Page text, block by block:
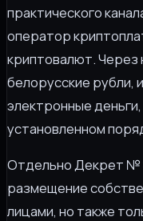
практического
оператор
криптовалют. Через
белорусские рубли,
электронные
установленном
Отдельно Декрет №
размещение
лицами, но также